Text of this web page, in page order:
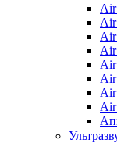
Air